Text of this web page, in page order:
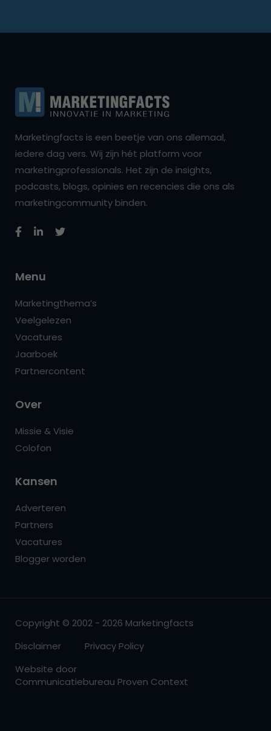
Marketingfacts is een beetje van ons allemaal,
iedere dag vers. Wij zijn hét platform voor
marketingprofessionals. Het zijn de insights,
podcasts, blogs, opinies en recencies die ons als
marketingcommunity binden.
Menu
Marketingthema’s
Veelgelezen
Vacatures
Jaarboek
Partnercontent
Over
Missie & Visie
Colofon
Kansen
Adverteren
Partners
Vacatures
Blogger worden
Copyright © 2002 - 2026 Marketingfacts
Disclaimer
Privacy Policy
Website door
Communicatiebureau Proven Context